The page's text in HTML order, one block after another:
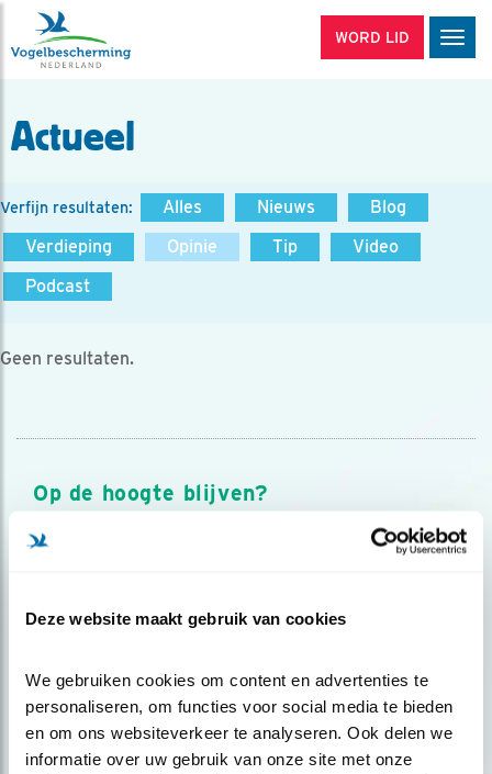
Deze website maakt gebruik van cookies
We gebruiken cookies om content en advertenties te
personaliseren, om functies voor social media te bieden
en om ons websiteverkeer te analyseren. Ook delen we
informatie over uw gebruik van onze site met onze
WORD LID
Actueel
Verfijn resultaten: Alles Nieuws
Blog
Verdieping
Opinie Tip
Video
Podcast
Geen resultaten.
Op de hoogte blijven?
Meld je aan en ontvang nieuws, inspiratie, acties en tips
over vogels en activiteiten van Vogelbescherming.